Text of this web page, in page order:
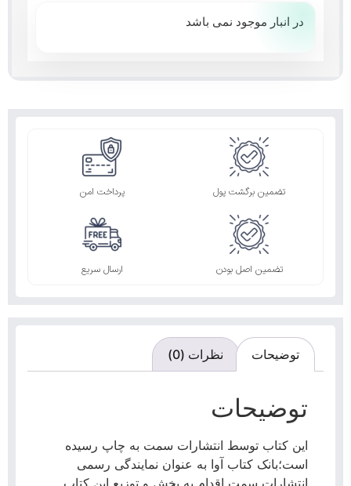
در انبار موجود نمی باشد
تضمین برگشت پول پرداخت امن
تضمین اصل بودن ارسال سریع
توضیحات نظرات (0)
توضیحات
این کتاب توسط انتشارات سمت به چاپ رسیده
است؛بانک کتاب آوا به عنوان نمایندگی رسمی
انتشارات سمت اقدام به پخش و توزیع این کتاب